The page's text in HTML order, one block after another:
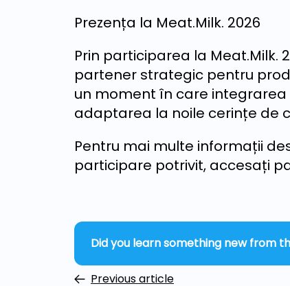
Prezența la Meat.Milk. 2026
Prin participarea la Meat.Milk.
partener strategic pentru
un moment în care
adaptarea la noile cerințe de
Pentru mai multe informații
participare potrivit, accesați
Did you learn something new from
Previous article